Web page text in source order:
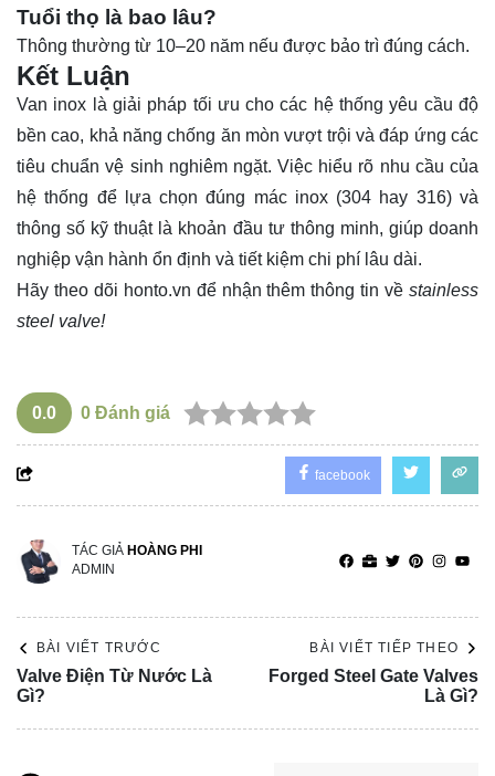
Tuổi thọ là bao lâu?
Thông thường từ 10–20 năm nếu được bảo trì đúng cách.
Kết Luận
Van inox là giải pháp tối ưu cho các hệ thống yêu cầu độ
bền cao, khả năng chống ăn mòn vượt trội và đáp ứng các
tiêu chuẩn vệ sinh nghiêm ngặt. Việc hiểu rõ nhu cầu của
hệ thống để lựa chọn đúng mác inox (304 hay 316) và
thông số kỹ thuật là khoản đầu tư thông minh, giúp doanh
nghiệp vận hành ổn định và tiết kiệm chi phí lâu dài.
Hãy theo dõi honto.vn để nhận thêm thông tin vềstainless
steel valve!
0.0 0 Đánh giá
facebook
TÁC GIẢ HOÀNG PHI
ADMIN
BÀI VIẾT TRƯỚC
Valve Điện Từ Nước Là
Gì?
BÀI VIẾT TIẾP THEO
Forged Steel Gate Valves
Là Gì?